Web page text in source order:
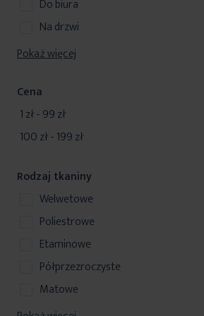
do biura
na drzwi
Pokaż więcej
Cena
1 zł-99 zł
100 zł-199 zł
Rodzaj tkaniny
welwetowe
poliestrowe
etaminowe
półprzezroczyste
matowe